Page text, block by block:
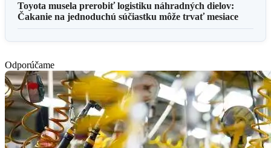
Toyota musela prerobiť logistiku náhradných dielov:
Čakanie na jednoduchú súčiastku môže trvať mesiace
Odporúčame